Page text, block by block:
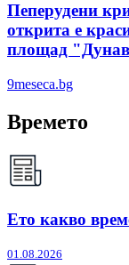
Пеперудени
открита е
площад
9meseca.bg
Времето
Ето какво
01.08.2026